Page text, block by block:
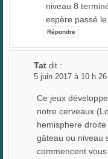
niveau 8
espère passé
Répondre
Tat dit :
5 juin 2017 à 10 h
Ce jeux
notre cerveaux
hemisphere
gâteau ou niveau
commencent